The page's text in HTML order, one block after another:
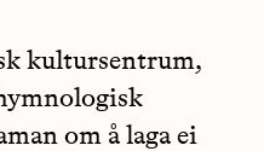
kultursentrum,
om å laga ei